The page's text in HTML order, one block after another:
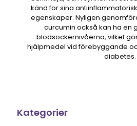
känd för sina
egenskaper. Nyligen
curcumin också kan ha en
blodsockernivåerna, vilket
hjälpmedel vid förebyggande
diabetes.
Kategorier